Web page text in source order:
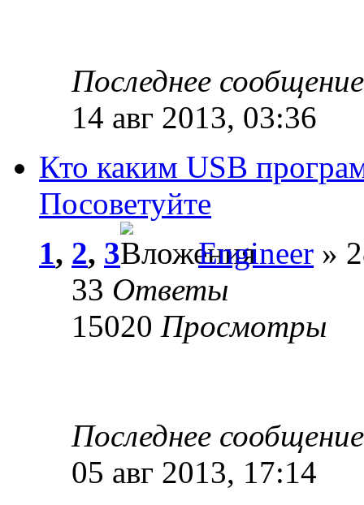
Последнее
14 авг 2013, 03:36
Кто каким USB
Посоветуйте
1, 2, 3 Engineer »
33 Ответы
15020 Просмотры
Последнее
05 авг 2013, 17:14